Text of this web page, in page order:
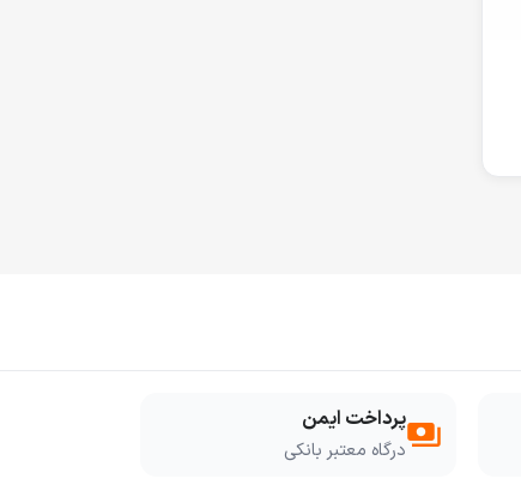
paymentsپرداخت ایمن
درگاه معتبر بانکی